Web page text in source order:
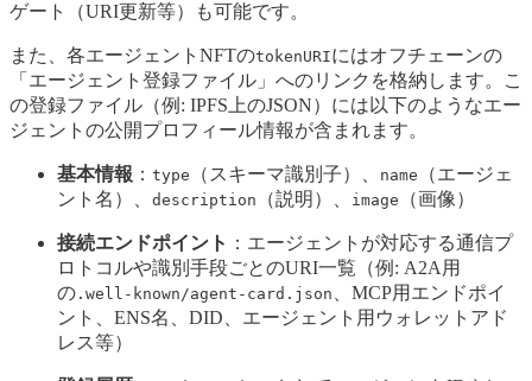
ゲート（URI更新等）も可能です。
また、各エージェントNFTのtokenURIにはオフチェーンの
「エージェント登録ファイル」へのリンクを格納します。こ
の登録ファイル（例: IPFS上のJSON）には以下のようなエー
ジェントの公開プロフィール情報が含まれます。
基本情報 ： type （スキーマ識別子）、 name
（エージェ
ント名）、 description （説明）、 image （画像）
接続エンドポイント ：エージェントが対応する通信プ
ロトコルや識別手段ごとのURI一覧（例: A2A用
の .well-known/agent-card.json
、MCP用エンドポイ
ント、ENS名、DID、エージェント用ウォレットアド
レス等）